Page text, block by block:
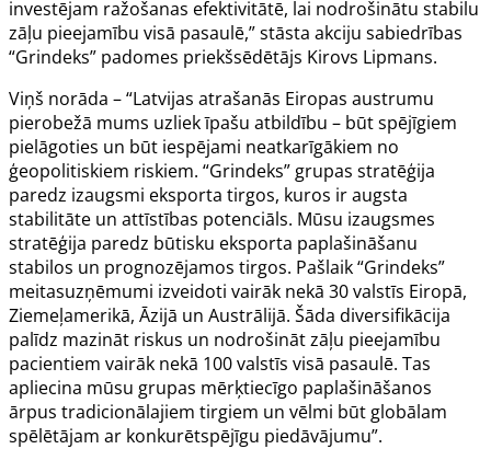
investējam ražošanas efektivitātē, lai nodrošinātu stabilu
zāļu pieejamību visā pasaulē,” stāsta akciju sabiedrības
“Grindeks” padomes priekšsēdētājs Kirovs Lipmans.
Viņš norāda – “Latvijas atrašanās Eiropas austrumu
pierobežā mums uzliek īpašu atbildību – būt spējīgiem
pielāgoties un būt iespējami neatkarīgākiem no
ģeopolitiskiem riskiem. “Grindeks” grupas stratēģija
paredz izaugsmi eksporta tirgos, kuros ir augsta
stabilitāte un attīstības potenciāls. Mūsu izaugsmes
stratēģija paredz būtisku eksporta paplašināšanu
stabilos un prognozējamos tirgos. Pašlaik “Grindeks”
meitasuzņēmumi izveidoti vairāk nekā 30 valstīs Eiropā,
Ziemeļamerikā, Āzijā un Austrālijā. Šāda diversifikācija
palīdz mazināt riskus un nodrošināt zāļu pieejamību
pacientiem vairāk nekā 100 valstīs visā pasaulē. Tas
apliecina mūsu grupas mērķtiecīgo paplašināšanos
ārpus tradicionālajiem tirgiem un vēlmi būt globālam
spēlētājam ar konkurētspējīgu piedāvājumu”.